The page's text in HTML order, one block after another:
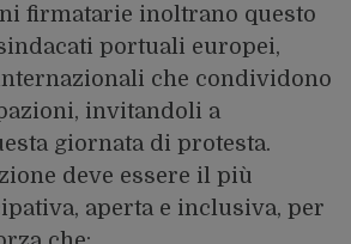
firmatarie inoltrano questo
portuali europei,
che condividono
invitandoli a
giornata di protesta.
deve essere il più
aperta e inclusiva, per